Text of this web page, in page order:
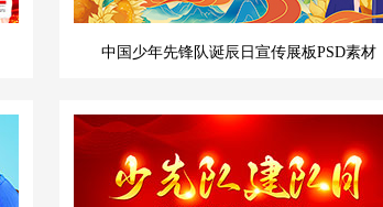
中国少年先锋队诞辰日宣传展板PSD素材